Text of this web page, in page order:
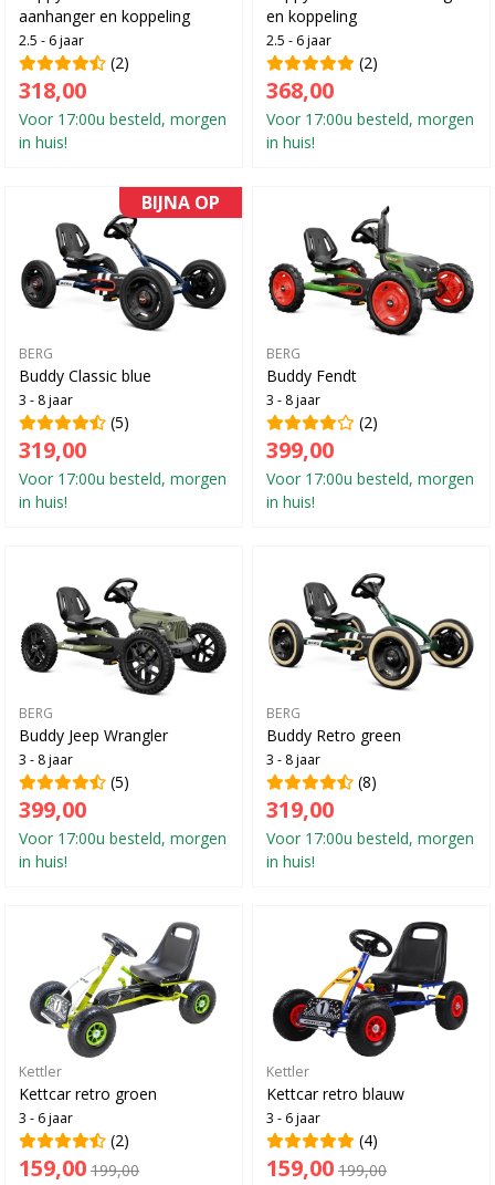
aanhanger en koppeling
2.5 - 6 jaar
(2)
318,00
Voor 17:00u besteld, morgen
in huis!
en koppeling
2.5 - 6 jaar
(2)
368,00
Voor 17:00u besteld, morgen
in huis!
BIJNA OP
BERG
Buddy Classic blue
3 - 8 jaar
(5)
319,00
Voor 17:00u besteld, morgen
in huis!
BERG
Buddy Fendt
3 - 8 jaar
(2)
399,00
Voor 17:00u besteld, morgen
in huis!
BERG
Buddy Jeep Wrangler
3 - 8 jaar
(5)
399,00
Voor 17:00u besteld, morgen
in huis!
BERG
Buddy Retro green
3 - 8 jaar
(8)
319,00
Voor 17:00u besteld, morgen
in huis!
Kettler
Kettcar retro groen
3 - 6 jaar
(2)
159,00 199,00
Kettler
Kettcar retro blauw
3 - 6 jaar
(4)
159,00 199,00